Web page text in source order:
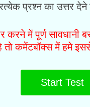
प्रश्न का उत्तर
में पूर्ण सावधानी
तो कमेंटबॉक्स में हमे
Start Test